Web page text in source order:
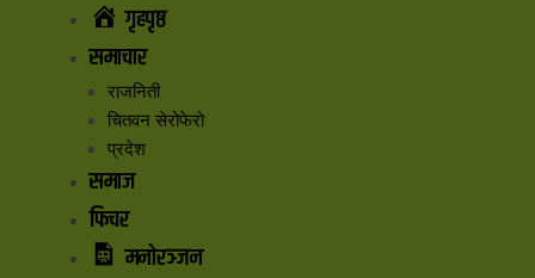
गृहपृष्ठ
समाचार
राजनिती
चितवन सेरोफेरो
प्रदेश
समाज
फिचर
मनोरञ्जन